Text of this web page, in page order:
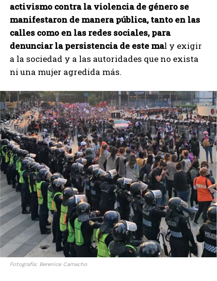
activismo contra la violencia de género se
manifestaron de manera pública, tanto en las
calles como en las redes sociales, para
denunciar la persistencia de este mal y exigir
a la sociedad y a las autoridades que no exista
ni una mujer agredida más.
Fotografía: Berenice Camacho